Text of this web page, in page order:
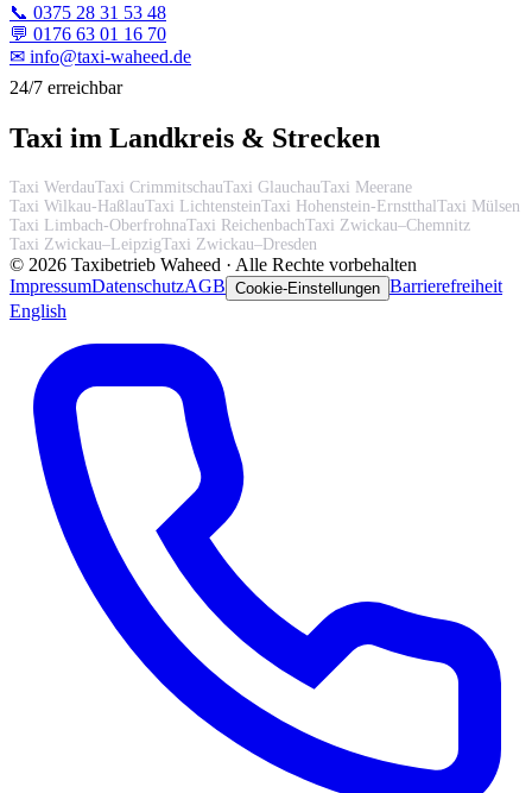
📞 0375 28 31 53 48
💬 0176 63 01 16 70
✉ info@taxi-waheed.de
24/7 erreichbar
Taxi im Landkreis & Strecken
Taxi WerdauTaxi CrimmitschauTaxi GlauchauTaxi Meerane
Taxi Wilkau-HaßlauTaxi LichtensteinTaxi Hohenstein-Ernstthal Taxi Mülsen
Taxi Limbach-OberfrohnaTaxi ReichenbachTaxi Zwickau–Chemnitz
Taxi Zwickau–LeipzigTaxi Zwickau–Dresden
© 2026 Taxibetrieb Waheed · Alle Rechte vorbehalten
ImpressumDatenschutzAGB Cookie-Einstellungen Barrierefreiheit
English